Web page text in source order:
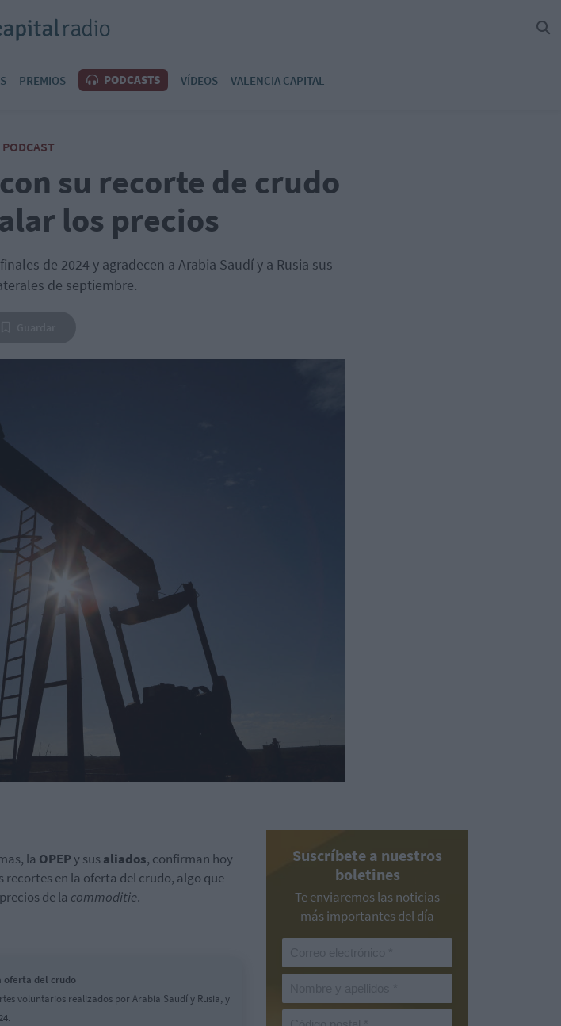
PREMIOS PODCASTS VÍDEOS VALENCIA CAPITAL
PODCAST
su recorte de crudo
los precios
de 2024 y agradecen a Arabia Saudí y a Rusia sus
de septiembre.
la OPEPy susaliados, confirman hoy
en la oferta del crudo, algo que
de la commoditie.
oferta del crudo
voluntarios realizados por Arabia Saudí y Rusia, y
Suscríbete a nuestros
boletines
Te enviaremos las noticias
más importantes del día